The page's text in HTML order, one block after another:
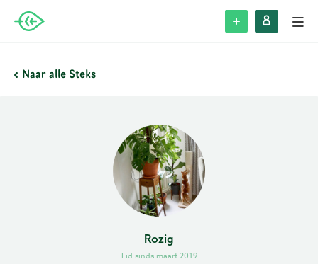
Alle Steks
Naar alle Steks
Rozig
Lid sinds maart 2019